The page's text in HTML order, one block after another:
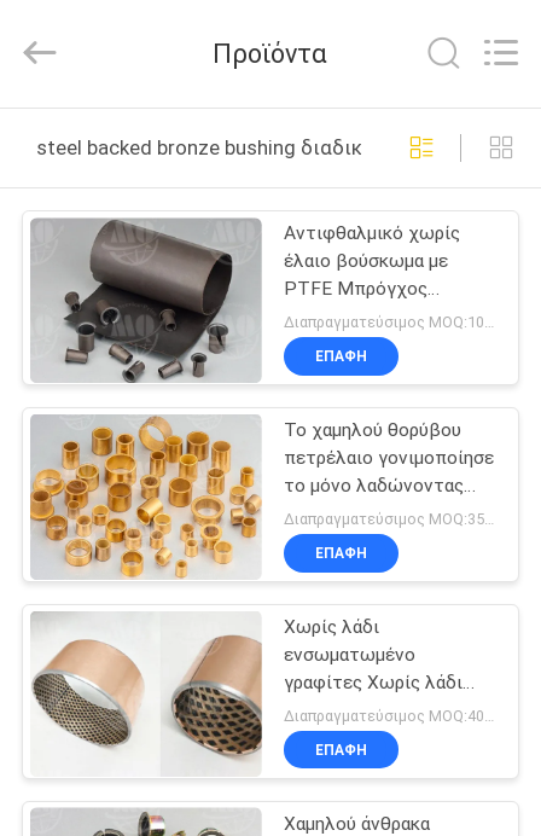
ΠΡΟΪΌΝΤΑ
ΠΕΡΊΠΟΥ
ΕΜΕΊΣ
ΓΎΡΟΣ
ΕΡΓΟΣΤΑΣΊΩΝ
ΠΟΙΟΤΙΚΌΣ
ΈΛΕΓΧΟΣ
ΜΑΣ
ΕΛΆΤΕ
ΕΠΑΦΉ
ΜΕ
Reserved.
Προϊόντα
steel backed bronze bushing διαδικτυακή κατασκευή
Αντιφθαλμικό χωρίς
έλαιο βούσκωμα με
PTFE Μπρόγχος
βούσκωμα Μπρόγχος
πλέγμα με PTFE
βούσκωμα
Διαπραγματεύσιμος MOQ:100 PC
ΕΠΑΦΉ
Το χαμηλού θορύβου
πετρέλαιο γονιμοποίησε
το μόνο λαδώνοντας
υλικό του Μπους
δακτυλίων χαλκού
ΕΠΑΦΉ
Χωρίς λάδι
ενσωματωμένο
γραφίτες Χωρίς λάδι
χάλκινο μανίκι
μπουσίνες υψηλή
διάσπαση θερμότητας
ΕΠΑΦΉ
Χαμηλού άνθρακα